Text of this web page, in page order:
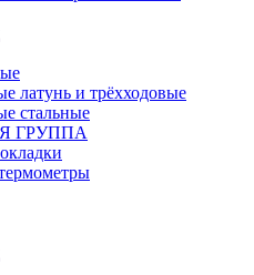
латунь и трёхходовые
стальные
ГРУППА